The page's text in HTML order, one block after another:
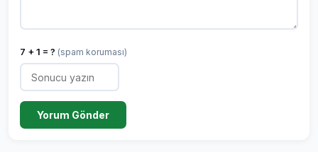
7 + 1 = ? (spam koruması)
Yorum Gönder